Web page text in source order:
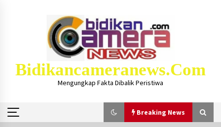
Bidikancameranews.com
Mengungkap Fakta Dibalik Peristiwa
Breaking News